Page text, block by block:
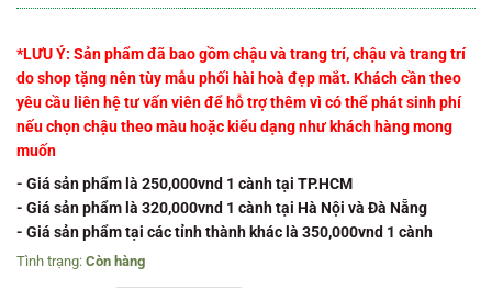
*LƯU Ý: Sản phẩm đã bao gồm chậu và trang trí, chậu và trang trí
do shop tặng nên tùy mẫu phối hài hoà đẹp mắt. Khách cần theo
yêu cầu liên hệ tư vấn viên để hỗ trợ thêm vì có thể phát sinh phí
nếu chọn chậu theo màu hoặc kiểu dạng như khách hàng mong
muốn
- Giá sản phẩm là 250,000vnd 1 cành tại TP.HCM
- Giá sản phẩm là 320,000vnd 1 cành tại Hà Nội và Đà Nẵng
- Giá sản phẩm tại các tỉnh thành khác là 350,000vnd 1 cành
Còn hàng